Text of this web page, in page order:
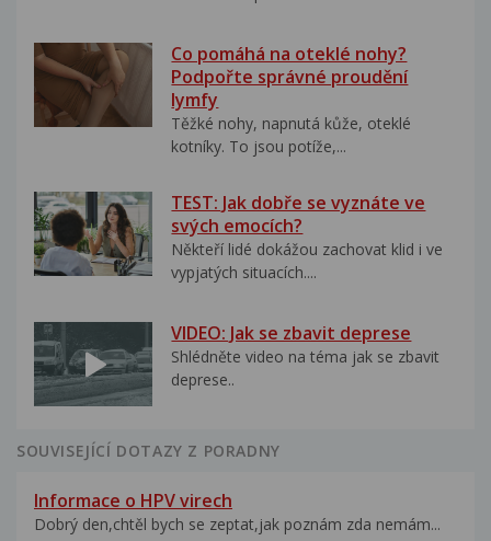
Co pomáhá na oteklé nohy?
Podpořte správné proudění
lymfy
Těžké nohy, napnutá kůže, oteklé
kotníky. To jsou potíže,...
TEST: Jak dobře se vyznáte ve
svých emocích?
Někteří lidé dokážou zachovat klid i ve
vypjatých situacích....
VIDEO: Jak se zbavit deprese
Shlédněte video na téma jak se zbavit
deprese..
SOUVISEJÍCÍ DOTAZY Z PORADNY
Informace o HPV virech
Dobrý den,chtěl bych se zeptat,jak poznám zda nemám...